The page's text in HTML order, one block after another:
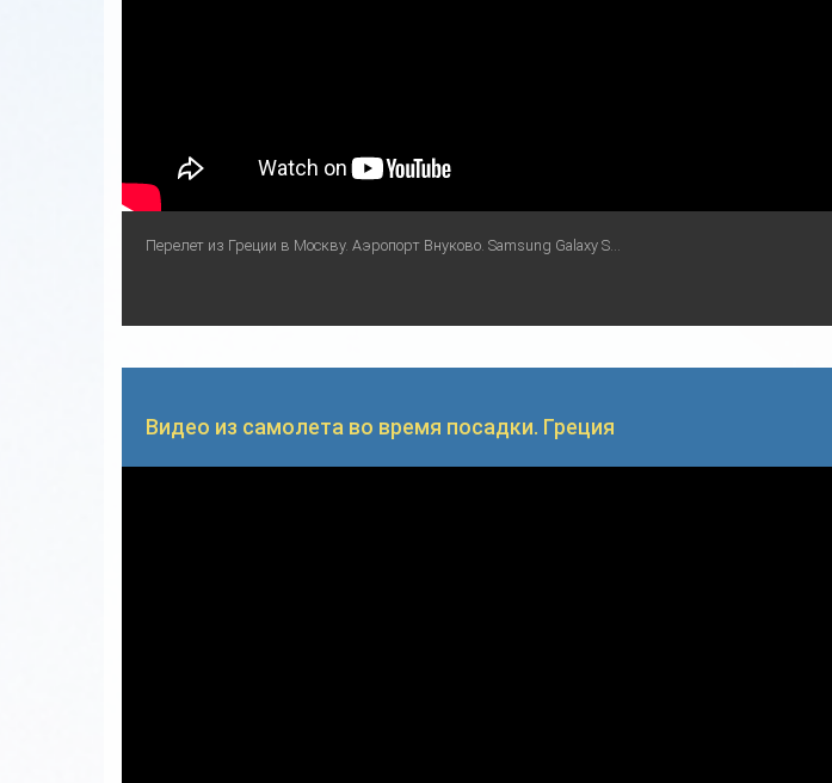
Перелет из Греции в Москву. Аэропорт Внуково. Samsung Galaxy S...
Видео из самолета во время посадки. Греция